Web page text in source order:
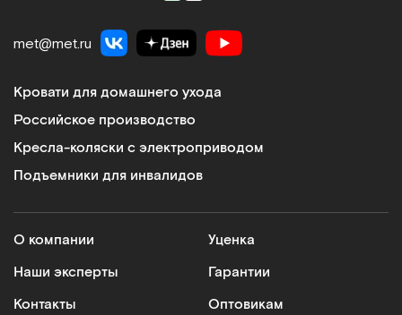
met@met.ru
Кровати для домашнего ухода
Российское производство
Кресла-коляски с электроприводом
Подъемники для инвалидов
О компании
Наши эксперты
Контакты
Уценка
Гарантии
Оптовикам